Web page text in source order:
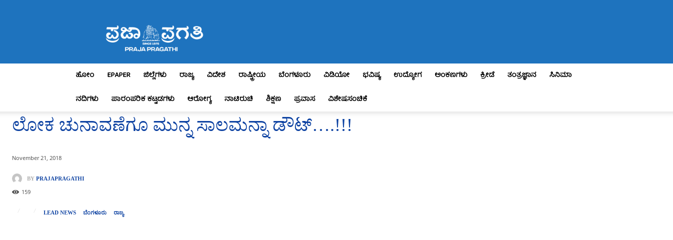
Pragathi
ಹೋಂ EPAPER ಜಿಲ್ಲೆಗಳು ರಾಜ್ಯ ವಿದೇಶ ರಾಷ್ಟ್ರೀಯ ಬೆಂಗಳೂರು ವಿಡಿಯೋ ಭವಿಷ್ಯ ಉದ್ಯೋಗ ಅಂಕಣಗಳು ಕ್ರೀಡೆ ತಂತ್ರಜ್ಞಾನ
ಸಿನಿಮಾ
ನದಿಗಳು
ಪಾರಂಪರಿಕ ಕಟ್ಟಡಗಳು ಆರೋಗ್ಯ ನಾಟಿರುಚಿ ಶಿಕ್ಷಣ ಪ್ರವಾಸ ವಿಶೇಷಸಂಚಿಕೆ
ಲೋಕ ಚುನಾವಣೆಗೂ ಮುನ್ನ ಸಾಲಮನ್ನಾ ಡೌಟ್….!!!
November 21, 2018
BY PRAJAPRAGATHI
159
LEAD NEWS ಬೆಂಗಳೂರು ರಾಜ್ಯ